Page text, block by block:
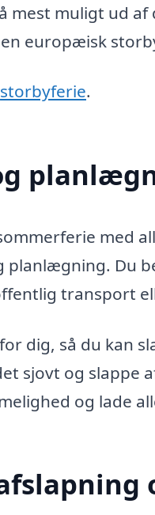
mest muligt ud
europæisk
storbyferie.
med
planlægning. Du
transport
dig, så du kan
sjovt og slappe
og lade